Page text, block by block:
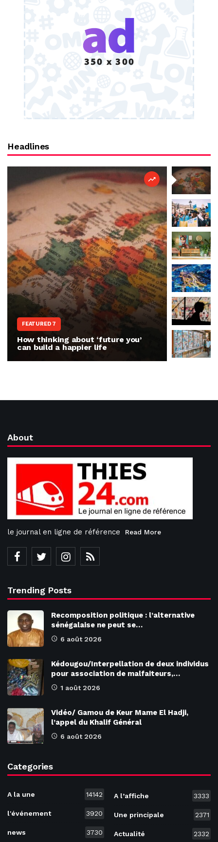
Headlines
FEATURED 7
How thinking about ‘future you’
can build a happier life
WORLD
The
people
invasion
About
le journal en ligne de référence Read More
Trending Posts
Recomposition politique : l’alternative
sénégalaise ne peut se…
6 août 2026
Kédougou/Interpellation de deux individus
pour association de malfaiteurs,…
1 août 2026
Vidéo/ Gamou de Keur Mame El Hadji,
l’appel du Khalif Général
6 août 2026
Categories
A la une 14142
l'événement 3920
news 3730
A l’affiche 3333
Une principale 2371
Actualité 2332